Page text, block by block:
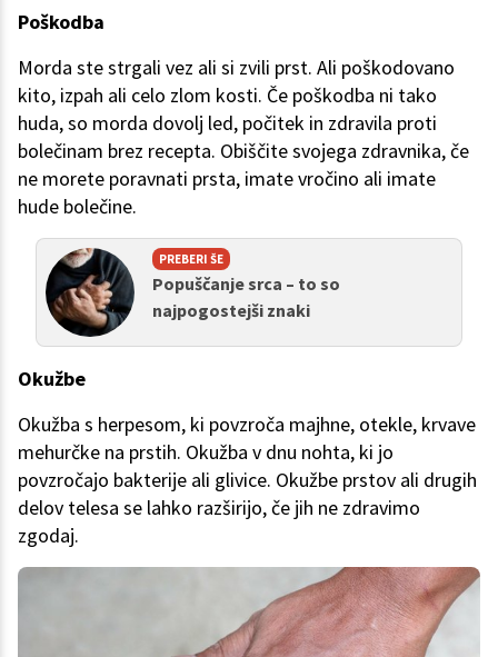
Poškodba
Morda ste strgali vez ali si zvili prst. Ali poškodovano
kito, izpah ali celo zlom kosti. Če poškodba ni tako
huda, so morda dovolj led, počitek in zdravila proti
bolečinam brez recepta. Obiščite svojega zdravnika, če
ne morete poravnati prsta, imate vročino ali imate
hude bolečine.
PREBERI ŠE
Popuščanje srca – to so
najpogostejši znaki
Okužbe
Okužba s herpesom, ki povzroča majhne, otekle, krvave
mehurčke na prstih. Okužba v dnu nohta, ki jo
povzročajo bakterije ali glivice. Okužbe prstov ali drugih
delov telesa se lahko razširijo, če jih ne zdravimo
zgodaj.